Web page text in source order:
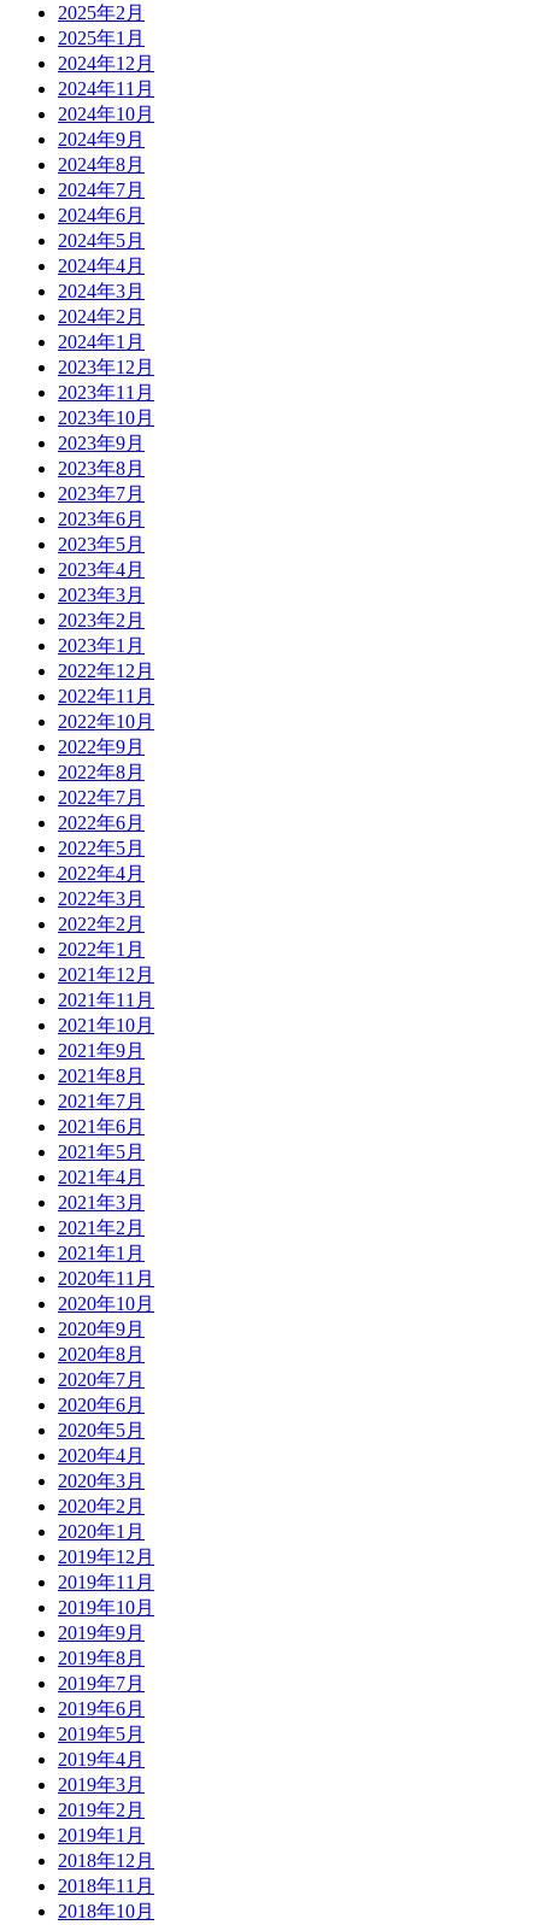
2025年2月
2025年1月
2024年12月
2024年11月
2024年10月
2024年9月
2024年8月
2024年7月
2024年6月
2024年5月
2024年4月
2024年3月
2024年2月
2024年1月
2023年12月
2023年11月
2023年10月
2023年9月
2023年8月
2023年7月
2023年6月
2023年5月
2023年4月
2023年3月
2023年2月
2023年1月
2022年12月
2022年11月
2022年10月
2022年9月
2022年8月
2022年7月
2022年6月
2022年5月
2022年4月
2022年3月
2022年2月
2022年1月
2021年12月
2021年11月
2021年10月
2021年9月
2021年8月
2021年7月
2021年6月
2021年5月
2021年4月
2021年3月
2021年2月
2021年1月
2020年11月
2020年10月
2020年9月
2020年8月
2020年7月
2020年6月
2020年5月
2020年4月
2020年3月
2020年2月
2020年1月
2019年12月
2019年11月
2019年10月
2019年9月
2019年8月
2019年7月
2019年6月
2019年5月
2019年4月
2019年3月
2019年2月
2019年1月
2018年12月
2018年11月
2018年10月